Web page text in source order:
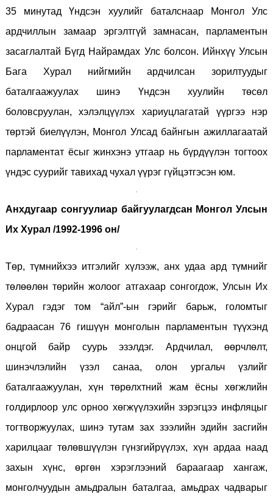
35 минутад Үндсэн хуулийг баталснаар Монгол Улс
ардчиллын замаар эргэлтгүй замнасан, парламентын
засаглалтай Бүгд Найрамдах Улс болсон. Ийнхүү Улсын
Бага Хурал нийгмийн ардчилсан зорилтуудыг
баталгаажуулах шинэ Үндсэн хуулийн төсөл
боловсруулан, хэлэлцүүлэх хариуцлагатай үүргээ нэр
төртэй биелүүлэн, Монгол Улсад байнгын ажиллагаатай
парламентат ёсыг жинхэнэ утгаар нь бүрдүүлэн тогтоох
үндэс суурийг тавихад чухал үүрэг гүйцэтгэсэн юм.
Анхдугаар сонгуулиар байгуулагдсан Монгол Улсын
Их Хурал /1992-1996 он/
Төр, түмнийхээ итгэлийг хүлээж, анх удаа ард түмнийг
төлөөлөн төрийн жолоог атгахаар сонгогдож, Улсын Их
Хурал гэдэг том “айл”-ын гэрийг барьж, голомтыг
бадраасан 76 гишүүн монголын парламентын түүхэнд
онцгой байр суурь эзэлдэг. Ардчилал, өөрчлөлт,
шинэчлэлийн үзэл санаа, олон ургальч үзлийг
баталгаажуулан, хүн төрөлхтний жам ёсны хөгжлийн
голдирлоор улс орноо хөгжүүлэхийн зэрэгцээ инфляцыг
тогтворжуулах, шинэ тутам зах зээлийн эдийн засгийн
харилцааг төлөвшүүлэн гүнзгийрүүлэх, хүн ардаа наад
захын хүнс, өргөн хэрэглээний бараагаар хангаж,
монголчуудын амьдралын баталгаа, амьдрах чадварыг